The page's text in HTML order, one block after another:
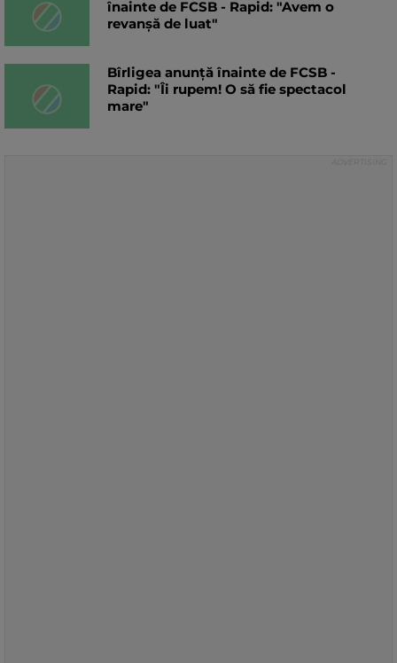
înainte de FCSB - Rapid: "Avem o
revanșă de luat"
Bîrligea anunță înainte de FCSB -
Rapid: "Îi rupem! O să fie spectacol
mare"